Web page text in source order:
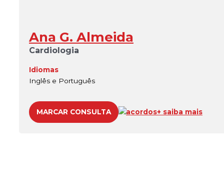
Ana G. Almeida
Cardiologia
Idiomas
Inglês e Português
MARCAR CONSULTA acordos+ saiba mais